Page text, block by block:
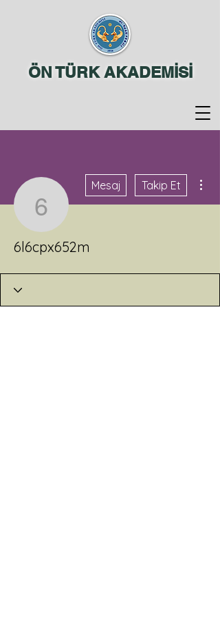
ÖN TÜRK AKADEMİSİ
6l6cpx652m
Mesaj Takip Et
6l6cpx652m